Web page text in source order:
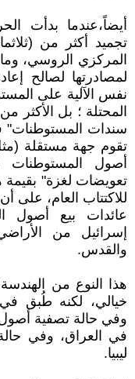
تجميد أكثر من
المركزي الروسي،
لمصادرتها لصالح
نفس الآلية على
المحتلة ؛ بل الأكثر
سندات المستوطنات"
تقوم جهة مستقلة
أصول المستوطنات
تعويضات لغزة"
للاكتتاب العام،
عائدات بيع أصول
إسرائيل من
والقدس.
هذا النوع من الهندسة
خيالي، لكنه طُبق في
في العراق، وفي
ليبيا.